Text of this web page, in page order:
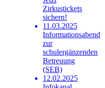
Zirkustickets
sichern!
11.03.2025
Informationsabend
zur
schulergänzenden
Betreuung
(SEB)
12.02.2025